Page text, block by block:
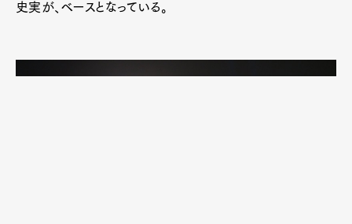
史実が、ベースとなっている。